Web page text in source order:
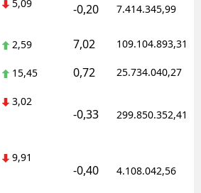
5,09 -0,20 7.414.345,99
2,59 7,02 109.104.893,31
15,45 0,72 25.734.040,27
3,02
-0,33 299.850.352,41
9,91
-0,40 4.108.042,56